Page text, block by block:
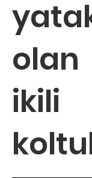
olan
ikili